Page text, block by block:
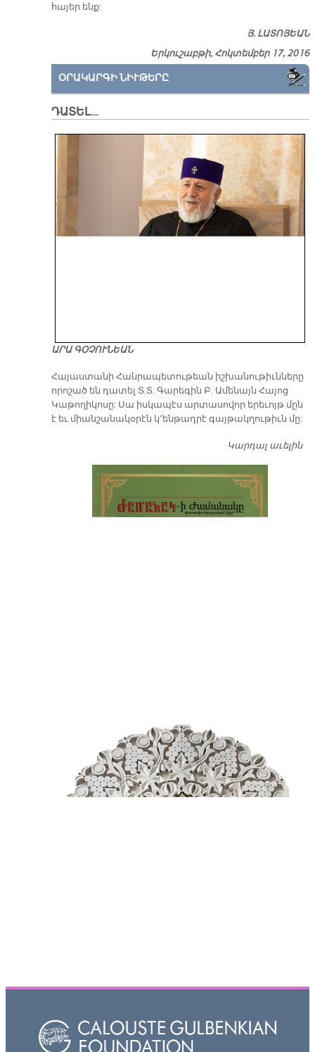
հա­յեր ե­նք:
Յ. ԼԱՏՈՅԵԱՆ
Երկուշաբթի, Հոկտեմբեր 17, 2016
ՕՐԱԿԱՐԳԻ ՆԻՒԹԵՐԸ
ԴԱՏԵԼ…
ԱՐԱ ԳՕՉՈՒՆԵԱՆ
​Հայաստանի Հանրապետութեան իշխանութիւնները
որոշած են դատել Տ.Տ. Գարեգին Բ. Ամենայն Հայոց
Կաթողիկոսը: Սա իսկապէս արտասովոր երեւոյթ մըն
է եւ միանշանակօրէն կ՚ենթադրէ գայթակղութիւն մը:
Կարդալ աւելին